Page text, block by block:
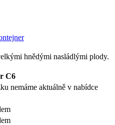
hnědými nasládlými plody.
C6
nemáme aktuálně v nabídce